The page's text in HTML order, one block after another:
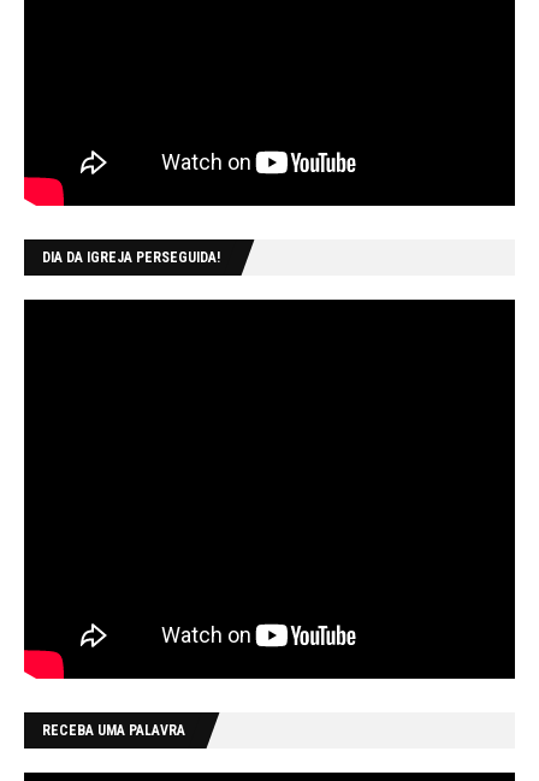
DIA DA IGREJA PERSEGUIDA!
RECEBA UMA PALAVRA